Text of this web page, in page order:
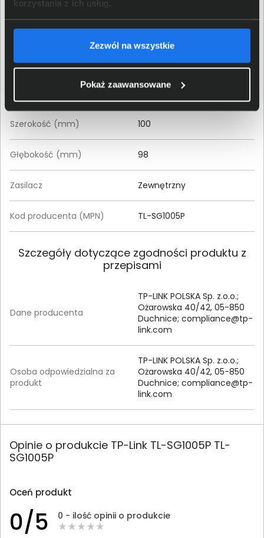
korzystania z ich usług.
Zezwól na wszystkie
Pokaż zaawansowane
Metal, Tworzywa sztuczne
Kolor obudowy Czarny
Szerokość (mm) 100
Głębokość (mm) 98
Zasilacz Zewnętrzny
Kod producenta (MPN) TL-SG1005P
Szczegóły dotyczące zgodności produktu z
przepisami
Dane producenta
TP-LINK POLSKA Sp. z.o.o.;
Ożarowska 40/42, 05-850
Duchnice; compliance@tp-
link.com
Osoba odpowiedzialna za
produkt
TP-LINK POLSKA Sp. z.o.o.;
Ożarowska 40/42, 05-850
Duchnice; compliance@tp-
link.com
Opinie o produkcie TP-Link TL-SG1005P TL-
SG1005P
Oceń produkt
0/5 0 - ilość opinii o produkcie